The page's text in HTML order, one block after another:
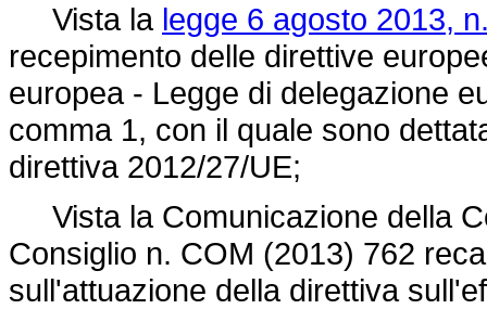
Vista la legge 6 agosto 2013,
recepimento delle direttive
europea - Legge di delegazione
comma 1, con il quale sono
direttiva 2012/27/UE;
Vista la Comunicazione della
Consiglio n. COM (2013) 762
sull'attuazione della direttiva